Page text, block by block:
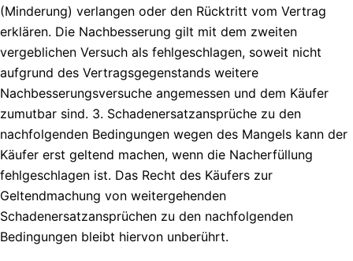
(Minderung) verlangen oder den Rücktritt vom Vertrag
erklären. Die Nachbesserung gilt mit dem zweiten
vergeblichen Versuch als fehlgeschlagen, soweit nicht
aufgrund des Vertragsgegenstands weitere
Nachbesserungsversuche angemessen und dem Käufer
zumutbar sind. 3. Schadenersatzansprüche zu den
nachfolgenden Bedingungen wegen des Mangels kann der
Käufer erst geltend machen, wenn die Nacherfüllung
fehlgeschlagen ist. Das Recht des Käufers zur
Geltendmachung von weitergehenden
Schadenersatzansprüchen zu den nachfolgenden
Bedingungen bleibt hiervon unberührt.